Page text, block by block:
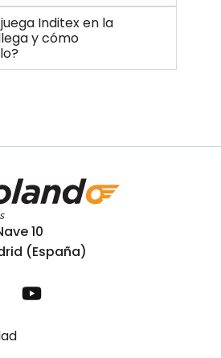
Inditex en la
y cómo
10
(España)